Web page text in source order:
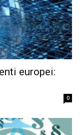
europei:
0